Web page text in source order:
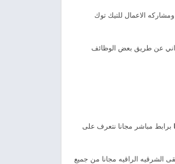
الاعمال للتيك توك
عن طريق بعض الوظائف
برابط مباشر مجانا نتعرف على
الشرقيه الراقيه مجانا من جميع